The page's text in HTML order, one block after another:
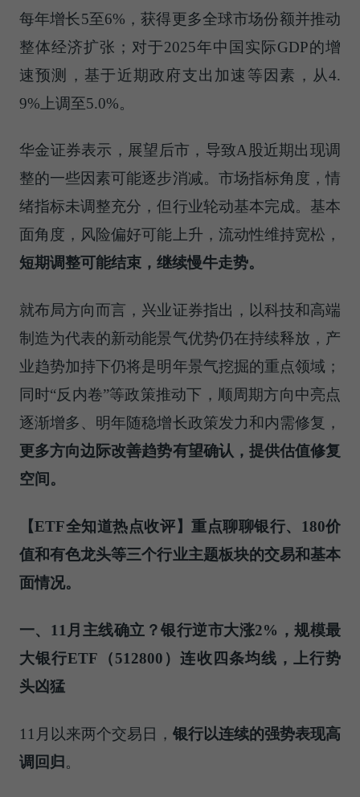
每年增长5至6%，获得更多全球市场份额并推动
整体经济扩张；对于2025年中国实际GDP的增
速预测，基于近期政府支出加速等因素，从4.
9%上调至5.0%。
华金证券表示，展望后市，导致A股近期出现调
整的一些因素可能逐步消减。市场指标角度，情
绪指标未调整充分，但行业轮动基本完成。基本
面角度，风险偏好可能上升，流动性维持宽松，
短期调整可能结束，继续慢牛走势。
就布局方向而言，兴业证券指出，以科技和高端
制造为代表的新动能景气优势仍在持续释放，产
业趋势加持下仍将是明年景气挖掘的重点领域；
同时“反内卷”等政策推动下，顺周期方向中亮点
逐渐增多、明年随稳增长政策发力和内需修复，
更多方向边际改善趋势有望确认，提供估值修复
空间。
【ETF全知道热点收评】重点聊聊银行、 180价
值和有色龙头等三个行业主题板块的交易和基本
面情况。
一、 11 月主线确立？银行逆市大涨2% ，规模最
大银行ETF （512800 ）连收四条均线，上行势
头凶猛
11月以来两个交易日， 银行以连续的强势表现高
调回归 。